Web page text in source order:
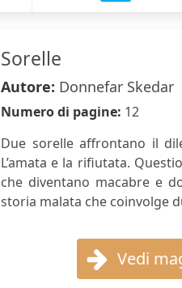
Sorelle
Autore: Donnefar Skedar
Numero di pagine: 12
Due sorelle affrontano il
L’amata e la rifiutata.
che diventano macabre e
storia malata che coinvolge
Vedi